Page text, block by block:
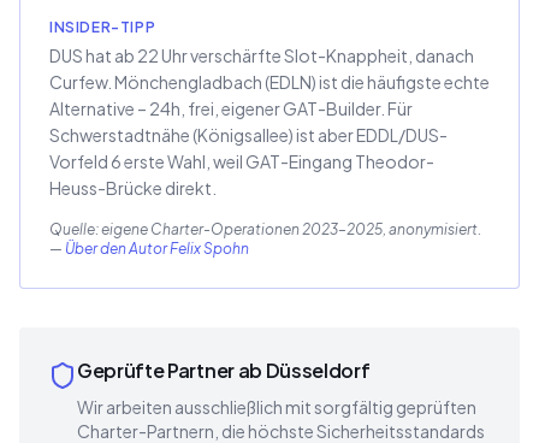
INSIDER-TIPP
DUS hat ab 22 Uhr verschärfte Slot-Knappheit, danach
Curfew. Mönchengladbach (EDLN) ist die häufigste echte
Alternative – 24h, frei, eigener GAT-Builder. Für
Schwerstadtnähe (Königsallee) ist aber EDDL/DUS-
Vorfeld 6 erste Wahl, weil GAT-Eingang Theodor-
Heuss-Brücke direkt.
Quelle: eigene Charter-Operationen 2023–2025, anonymisiert.
— Über den Autor Felix Spohn
Geprüfte Partner ab Düsseldorf
Wir arbeiten ausschließlich mit sorgfältig geprüften
Charter-Partnern, die höchste Sicherheitsstandards